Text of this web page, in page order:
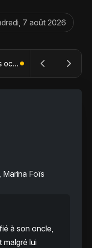
7 août 2026
The Batman : Part II – Robert Pattinson replonge dans les ténèbres de Gotham dès octobre 2027
Marina Foïs
à son oncle,
malgré lui